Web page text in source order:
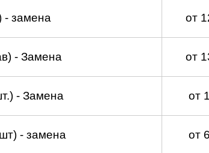
- замена от
- Замена от
- Замена от
- замена от